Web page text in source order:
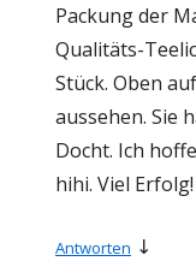
Packung der
Qualitäts-
Stück. Oben
aussehen. Sie
Docht. Ich
hihi. Viel Erfolg!
Antworten ↓